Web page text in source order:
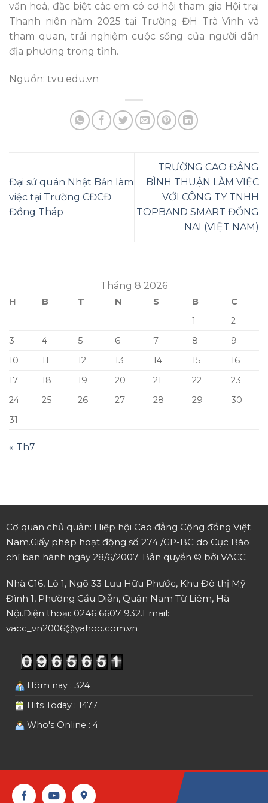
văn hoá, đặc biệt các em có cơ hội tham gia Hội trại
Thanh niên năm 2025 tại Trường ĐH Trà Vinh và
tham quan, trải nghiệm cuộc sống của người dân
địa phương trong tỉnh.
Nguồn: tvu.edu.vn
Đại sứ quán Nhật Bản làm
việc tại Trường CĐCĐ
Đồng Tháp
TRƯỜNG CAO ĐẲNG
BÌNH THUẬN LÀM VIỆC
VỚI CÔNG TY TNHH
TOPBAND SMART ĐỒNG
NAI (VIỆT NAM)
Tháng 8 2026
H B T N S B
C
1
2
3
4 5 6 7 8
9
10
11 12 13 14 15
16
17
18 19 20 21 22
23
24
25 26 27 28 29
30
31
« Th7
Cơ quan chủ quản: Hiệp hội Cao đẳng Cộng đồng Việt
Nam.Giấy phép hoạt động số 274 /GP-BC do Cục Báo
chí ban hành ngày 28/6/2007. Bản quyền © bởi VACC
Nhà C16, Lô 1, Ngõ 33 Lưu Hữu Phước, Khu Đô thị Mỹ
Đình 1, Phường Cầu Diễn, Quận Nam Từ Liêm, Hà
Nội.Điện thoại: 0246 6607 932.Email:
vacc_vn2006@yahoo.com.vn
Hôm nay : 324
Hits Today : 1477
Who's Online : 4